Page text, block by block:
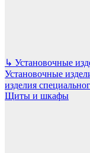
↳ Установочные
Установочные
изделия
Щиты и шкафы